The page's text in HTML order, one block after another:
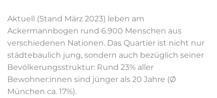
Aktuell (Stand März 2023) leben am
Ackermannbogen rund 6.900 Menschen aus
verschiedenen Nationen. Das Quartier ist nicht nur
städtebaulich jung, sondern auch bezüglich seiner
Bevölkerungsstruktur: Rund 23% aller
Bewohner:innen sind jünger als 20 Jahre (Ø
München ca. 17%).